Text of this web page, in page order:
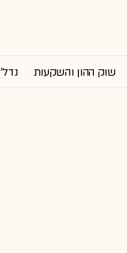
שוק ההון והשקעות